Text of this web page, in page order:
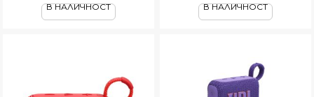
В НАЛИЧНОСТ В НАЛИЧНОСТ